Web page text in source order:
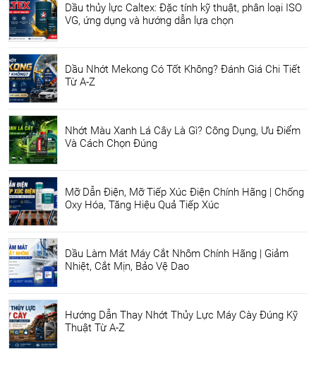
Dầu thủy lực Caltex: Đặc tính kỹ thuật, phân loại ISO
VG, ứng dụng và hướng dẫn lựa chọn
Dầu Nhớt Mekong Có Tốt Không? Đánh Giá Chi Tiết
Từ A-Z
Nhớt Màu Xanh Lá Cây Là Gì? Công Dụng, Ưu Điểm
Và Cách Chọn Đúng
Mỡ Dẫn Điện, Mỡ Tiếp Xúc Điện Chính Hãng | Chống
Oxy Hóa, Tăng Hiệu Quả Tiếp Xúc
Dầu Làm Mát Máy Cắt Nhôm Chính Hãng | Giảm
Nhiệt, Cắt Mịn, Bảo Vệ Dao
Hướng Dẫn Thay Nhớt Thủy Lực Máy Cày Đúng Kỹ
Thuật Từ A-Z